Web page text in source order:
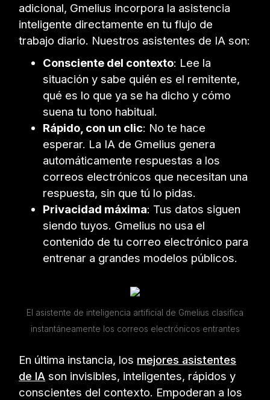
adicional, Gmelius incorpora la asistencia
inteligente directamente en tu flujo de
trabajo diario. Nuestros asistentes de IA son:
Consciente del contexto: Lee la
situación y sabe quién es el remitente,
qué es lo que ya se ha dicho y cómo
suena tu tono habitual.
Rápido, con un clic: No te hace
esperar. La IA de Gmelius genera
automáticamente respuestas a los
correos electrónicos que necesitan una
respuesta, sin que tú lo pidas.
Privacidad máxima: Tus datos siguen
siendo tuyos. Gmelius no usa el
contenido de tu correo electrónico para
entrenar a grandes modelos públicos.
El asistente de inteligencia artificial de Gmelius clasifica
instantáneamente los correos electrónicos entrantes
En última instancia, los mejores asistentes
de IA son invisibles, inteligentes, rápidos y
conscientes del contexto. Empoderan a los